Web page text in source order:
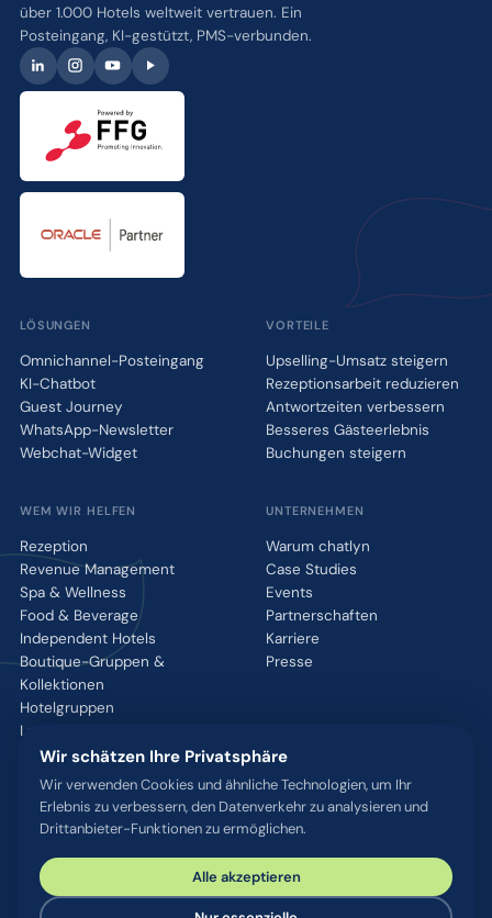
über 1.000 Hotels weltweit vertrauen. Ein
Posteingang, KI-gestützt, PMS-verbunden.
LÖSUNGEN
Omnichannel-Posteingang
KI-Chatbot
Guest Journey
WhatsApp-Newsletter
Webchat-Widget
VORTEILE
Upselling-Umsatz steigern
Rezeptionsarbeit reduzieren
Antwortzeiten verbessern
Besseres Gästeerlebnis
Buchungen steigern
WEM WIR HELFEN
Rezeption
Revenue Management
Spa & Wellness
Food & Beverage
Independent Hotels
Boutique-Gruppen &
Kollektionen
Hotelgruppen
Luxusmarken
UNTERNEHMEN
Warum chatlyn
Case Studies
Events
Partnerschaften
Karriere
Presse
RESSOURCEN
Integrationen
Glossar
WhatsApp QR-Tool
Wir schätzen Ihre Privatsphäre
Wir verwenden Cookies und ähnliche Technologien, um Ihr
Erlebnis zu verbessern, den Datenverkehr zu analysieren und
Drittanbieter-Funktionen zu ermöglichen.
Alle akzeptieren